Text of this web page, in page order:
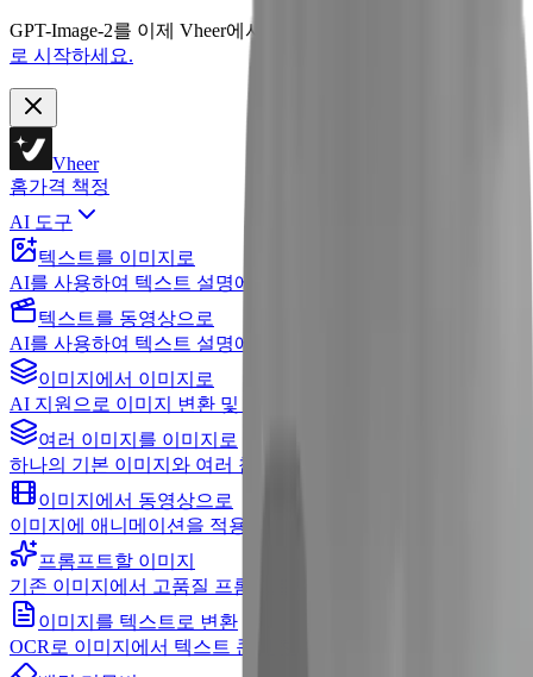
GPT-Image-2를 이제 Vheer에서 사용할 수 있습니다.
로 시작하세요.
Vheer
홈가격 책정
AI 도구
텍스트를 이미지로
AI를 사용하여 텍스트 설명에서 멋진 이미지 생성하기
텍스트를 동영상으로
AI를 사용하여 텍스트 설명에서 동영상 생성하기
이미지에서 이미지로
AI 지원으로 이미지 변환 및 편집
여러 이미지를 이미지로
하나의 기본 이미지와 여러 참조 이미지로 편집
이미지에서 동영상으로
이미지에 애니메이션을 적용하고 동영상 제작
프롬프트할 이미지
기존 이미지에서 고품질 프롬프트 추출
이미지를 텍스트로 변환
OCR로 이미지에서 텍스트 콘텐츠 추출